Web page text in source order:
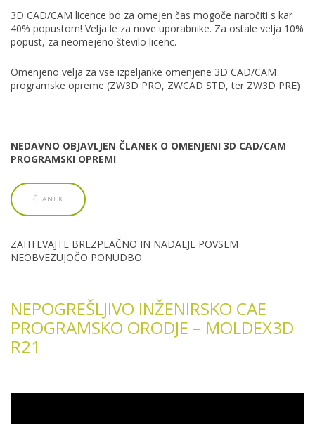
3D CAD/CAM licence bo za omejen čas mogoče naročiti s kar
40% popustom! Velja le za nove uporabnike. Za ostale velja 10%
popust, za neomejeno število licenc.
Omenjeno velja za vse izpeljanke omenjene 3D CAD/CAM
programske opreme (ZW3D PRO, ZWCAD STD, ter ZW3D PRE)
NEDAVNO OBJAVLJEN ČLANEK O OMENJENI 3D CAD/CAM
PROGRAMSKI OPREMI
ČLANEK
ZAHTEVAJTE BREZPLAČNO IN NADALJE POVSEM
NEOBVEZUJOČO PONUDBO
NEPOGREŠLJIVO INŽENIRSKO CAE
PROGRAMSKO ORODJE – MOLDEX3D
R21